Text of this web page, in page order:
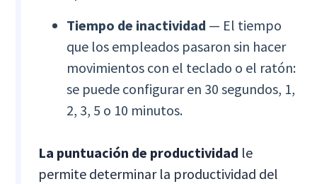
Tiempo de inactividad — El tiempo
que los empleados pasaron sin hacer
movimientos con el teclado o el ratón:
se puede configurar en 30 segundos, 1,
2, 3, 5 o 10 minutos.
La puntuación de productividad le
permite determinar la productividad del